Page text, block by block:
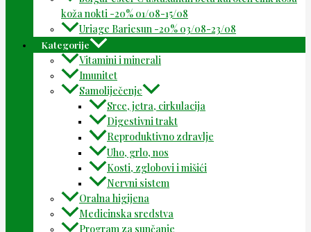
koža nokti -20% 01/08-15/08
Uriage Bariesun -20% 03/08-23/08
Kategorije
Vitamini i minerali
Imunitet
Samoliječenje
Srce, jetra, cirkulacija
Digestivni trakt
Reproduktivno zdravlje
Uho, grlo, nos
Kosti, zglobovi i mišići
Nervni sistem
Oralna higijena
Medicinska sredstva
Program za sunčanje